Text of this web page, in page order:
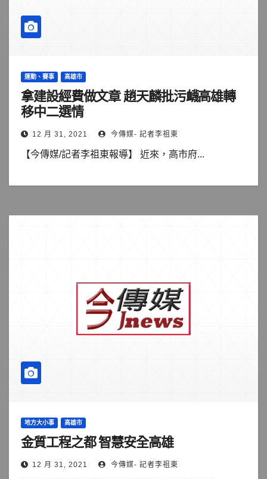
運動、賽事 高雄市
拿建設經費做文章 趙天麟批污衊高雄轉
移中二選情
12 月 31, 2021 今傳媒- 記者李祖東
【今傳媒/記者李祖東報導】 近來，高市府...
地方大小事 高雄市
金質工程之都 智慧安全高雄
12 月 31, 2021 今傳媒- 記者李祖東